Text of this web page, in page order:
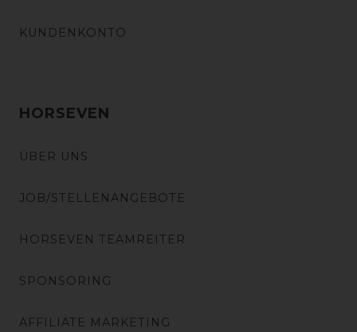
KUNDENKONTO
HORSEVEN
ÜBER UNS
JOB/STELLENANGEBOTE
HORSEVEN TEAMREITER
SPONSORING
AFFILIATE MARKETING